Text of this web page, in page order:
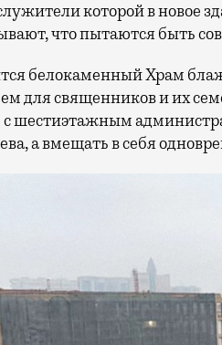
которой в новое
что пытаются быть
белокаменный Храм
для священников и их
шестиэтажным
а вмещать в себя